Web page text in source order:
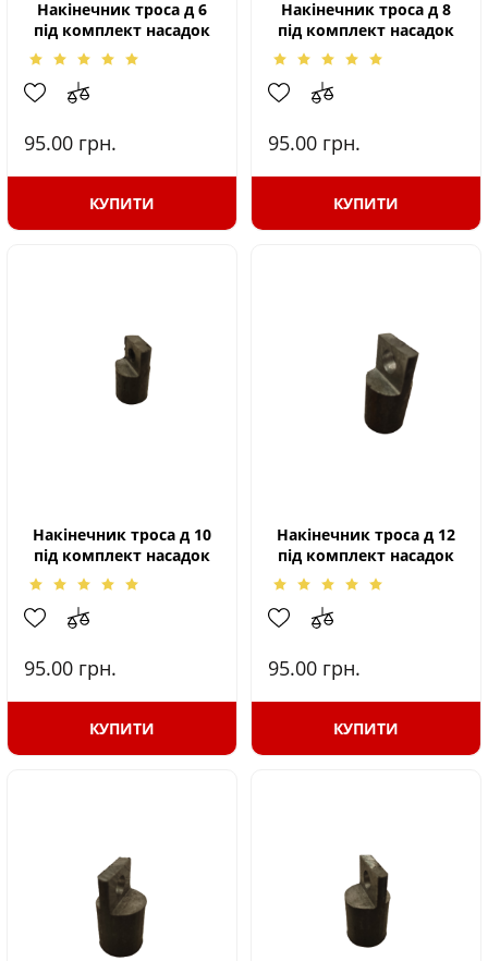
Накінечник троса д 6
під комплект насадок
95.00 грн.
КУПИТИ
Накінечник троса д 8
під комплект насадок
95.00 грн.
КУПИТИ
Накінечник троса д 10
під комплект насадок
95.00 грн.
КУПИТИ
Накінечник троса д 12
під комплект насадок
95.00 грн.
КУПИТИ